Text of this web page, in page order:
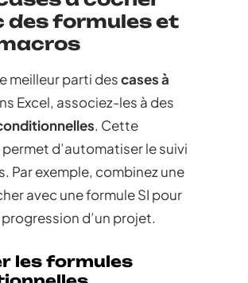
des formules et
meilleur parti descases à
Excel, associez-les à des
. Cette
d’automatiser le suivi
Par exemple, combinez une
avec une formule SI pour
d’un projet.
les formules